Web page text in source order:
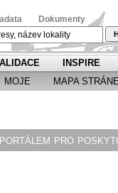
Dokumenty
INSPIRE
MOJE MAPA
pro